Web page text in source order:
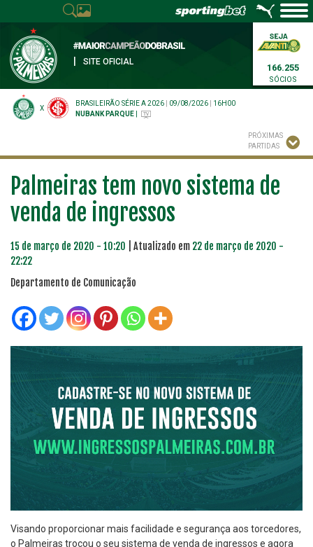
SITE OFICIAL
166.255
SÓCIOS
X
BRASILEIRÃO SÉRIE A 2026 09/08/2026
16H00
NUBANK PARQUE
PRÓXIMAS
PARTIDAS
Palmeiras tem novo sistema de
venda de ingressos
15 de março de 2020 - 10:20 | Atualizado em 22 de março de 2020 -
22:22
Departamento de Comunicação
Visando proporcionar mais facilidade e segurança aos torcedores,
o Palmeiras trocou o seu sistema de venda de ingressos e agora